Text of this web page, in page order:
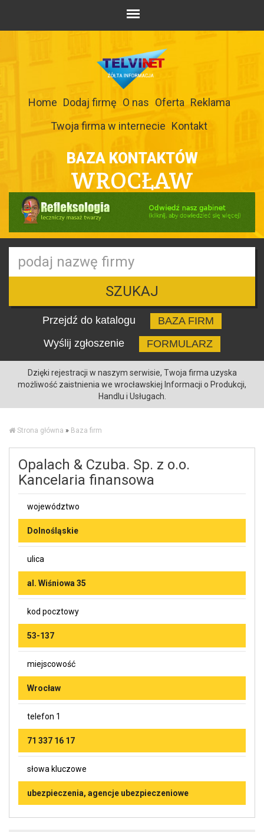
Home Dodaj firmę O nas Oferta Reklama
Twoja firma w internecie Kontakt
BAZA KONTAKTÓW
WROCŁAW
SZUKAJ
Przejdź do katalogu
BAZA FIRM
Wyślij zgłoszenie
FORMULARZ
Dzięki rejestracji w naszym serwisie, Twoja firma uzyska
możliwość zaistnienia we wrocławskiej Informacji o Produkcji,
Handlu i Usługach.
Strona główna » Baza firm
Opalach & Czuba. Sp. z o.o.
Kancelaria finansowa
województwo
Dolnośląskie
ulica
al. Wiśniowa 35
kod pocztowy
53-137
miejscowość
Wrocław
telefon 1
71 337 16 17
słowa kluczowe
ubezpieczenia, agencje ubezpieczeniowe